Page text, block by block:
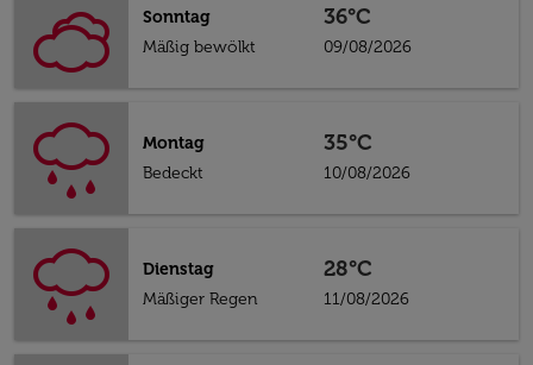
Sonntag
Mäßig bewölkt
36°C
09/08/2026
Montag
Bedeckt
35°C
10/08/2026
Dienstag
Mäßiger Regen
28°C
11/08/2026